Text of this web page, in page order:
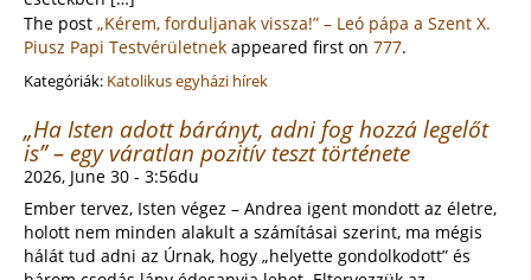
The post „Kérem, forduljanak vissza!” – Leó pápa a Szent X.
Piusz Papi Testvérületnek appeared first on 777.
Kategóriák: Katolikus egyházi hírek
„Ha Isten adott bárányt, adni fog hozzá legelőt
is” – egy váratlan pozitív teszt története
2026, June 30 - 3:56du
Ember tervez, Isten végez – Andrea igent mondott az életre,
holott nem minden alakult a számításai szerint, ma mégis
hálát tud adni az Úrnak, hogy „helyette gondolkodott” és